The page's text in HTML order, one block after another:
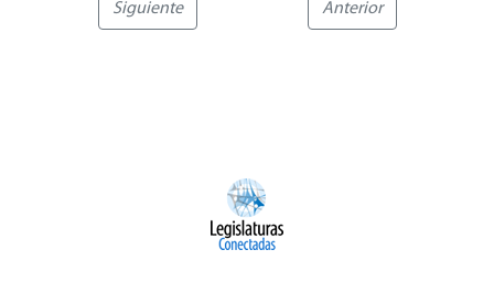
Siguiente Anterior